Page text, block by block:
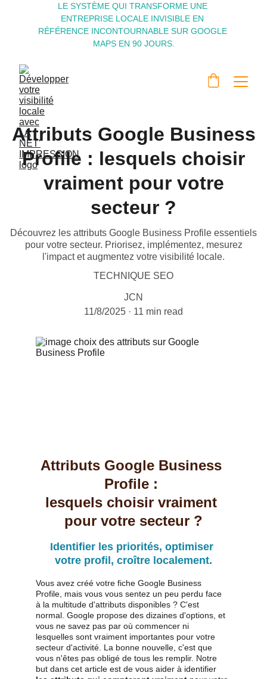
LE SYSTÈME QUI TRANSFORME UNE
ENTREPRISE LOCALE INVISIBLE EN
RÉFÉRENCE INCONTOURNABLE SUR GOOGLE
MAPS EN 90 JOURS.
Attributs Google Business
Profile : lesquels choisir
vraiment pour votre
secteur ?
Découvrez les attributs Google Business Profile essentiels
pour votre secteur. Priorisez, implémentez, mesurez
l'impact et augmentez votre visibilité locale.
TECHNIQUE SEO
JCN
11/8/2025
11 min read
Attributs Google Business
Profile :
lesquels choisir vraiment
pour votre secteur ?
Identifier les priorités, optimiser
votre profil, croître localement.
Vous avez créé votre fiche Google Business
Profile, mais vous vous sentez un peu perdu face
à la multitude d'attributs disponibles ? C'est
normal. Google propose des dizaines d'options, et
vous ne savez pas par où commencer ni
lesquelles sont vraiment importantes pour votre
secteur d'activité. La bonne nouvelle, c'est que
vous n'êtes pas obligé de tous les remplir. Notre
but dans cet article est de vous aider à identifier